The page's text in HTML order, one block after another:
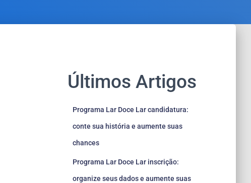
Últimos Artigos
Programa Lar Doce Lar candidatura:
conte sua história e aumente suas
chances
Programa Lar Doce Lar inscrição:
organize seus dados e aumente suas